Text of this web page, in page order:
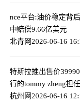
nce平台:油价稳定背
中赔偿9.66亿美元
北青网2026-06-16
特斯拉推出售价
行的tommy zheng担
杭州网2026-06-16